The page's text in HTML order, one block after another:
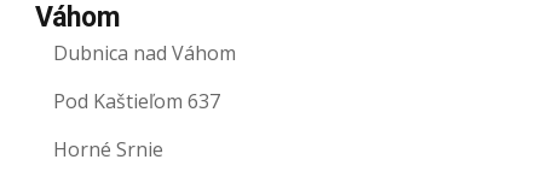
Váhom
Dubnica nad Váhom
Pod Kaštieľom 637
Horné Srnie